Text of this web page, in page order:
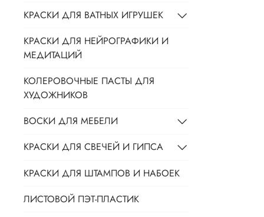
КРАСКИ ДЛЯ ВАТНЫХ ИГРУШЕК
КРАСКИ ДЛЯ НЕЙРОГРАФИКИ И
МЕДИТАЦИЙ
КОЛЕРОВОЧНЫЕ ПАСТЫ ДЛЯ
ХУДОЖНИКОВ
ВОСКИ ДЛЯ МЕБЕЛИ
КРАСКИ ДЛЯ СВЕЧЕЙ И ГИПСА
КРАСКИ ДЛЯ ШТАМПОВ И НАБОЕК
ЛИСТОВОЙ ПЭТ-ПЛАСТИК